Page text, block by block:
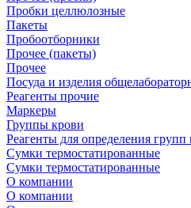
Пробки целлюлозные
Пакеты
Пробоотборники
Прочее (пакеты)
Прочее
Посуда и изделия
Реагенты прочие
Маркеры
Группы крови
Реагенты для определения групп
Сумки термостатированные
Сумки термостатированные
О компании
О компании